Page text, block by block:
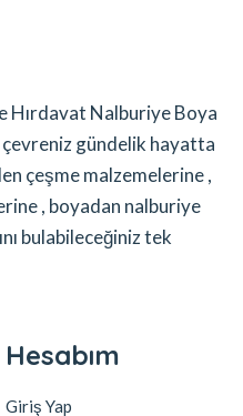
Hırdavat Nalburiye Boya
gündelik hayatta
çeşme malzemelerine ,
, boyadan nalburiye
bulabileceğiniz tek
Hesabım
Giriş Yap